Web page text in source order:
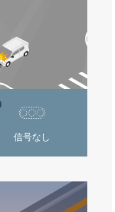
信号なし